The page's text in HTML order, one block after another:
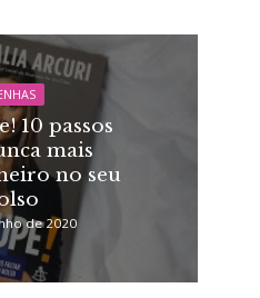
10 passos
mais
no seu
de 2020